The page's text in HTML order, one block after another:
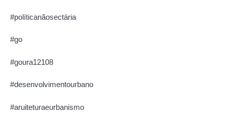
#políticanãosectária
#go
#goura12108
#desenvolvimentourbano
#aruiteturaeurbanismo